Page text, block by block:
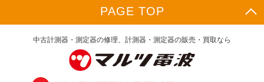
下，｢提携先｣といいます。）などから収集する
ことがあります。
当社は，ユーザーについて，利用したサービス
やソフトウエア，購入した商品，閲覧したペー
ジや広告の履歴，検索した検索キーワード，利
用日時，利用方法，利用環境（携帯端末を通じ
PAGE TOP
中古計測器・測定器の修理、計測器・測定器の販売・買取なら